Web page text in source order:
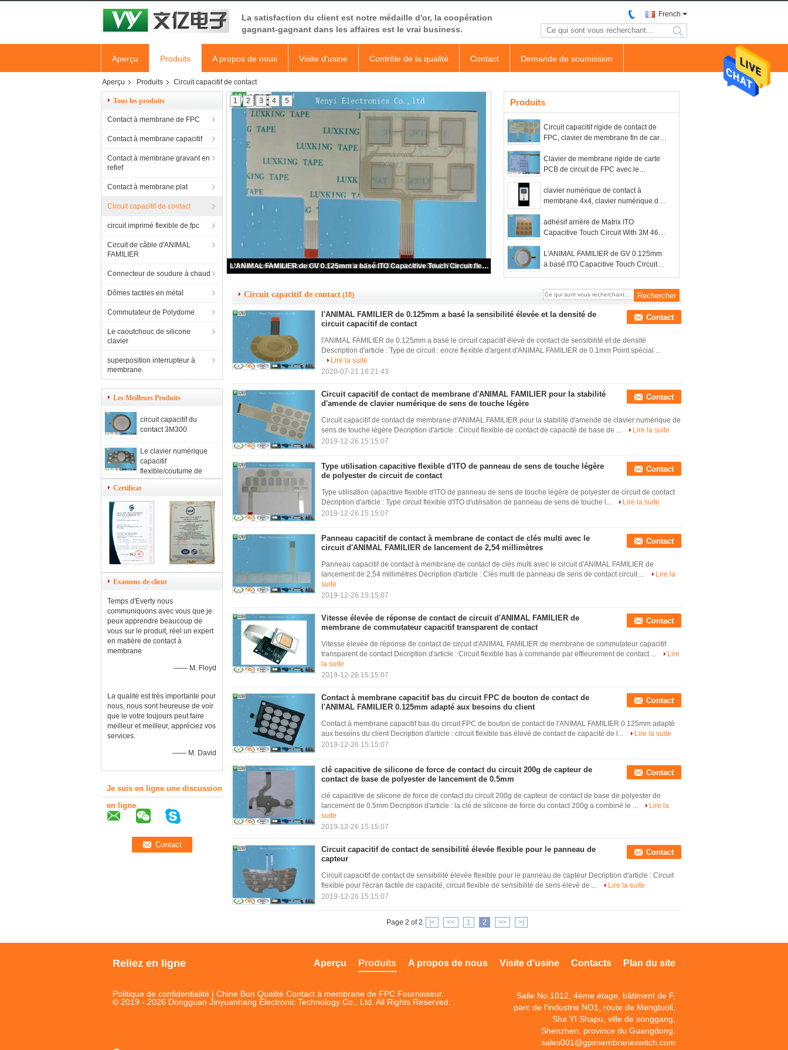
La satisfaction du client est notre médaille d'or, la coopération
gagnant-gagnant dans les affaires est le vrai business.
French
search
Aperçu Produits A propos de nous Visite d'usine Contrôle de la qualité Contact Demande de soumission
Aperçu Produits Circuit capacitif de contact
Tous les produits
Contact à membrane de FPC
Contact à membrane capacitif
Contact à membrane gravant en
refief
Contact à membrane plat
Circuit capacitif de contact
circuit imprimé flexible de fpc
Circuit de câble d'ANIMAL
FAMILIER
Connecteur de soudure à chaud
Dômes tactiles en métal
Commutateur de Polydome
Le caoutchouc de silicone
clavier
superposition interrupteur à
membrane
Les Meilleurs Produits
circuit capacitif du
contact 3M300
Le clavier numérique
capacitif
flexible/coutume de
contact de bouclier
d'IEM a imprimé l'écran
tactile de membrane
Certificat
Examens de client
Temps d'Everty nous
communiquons avec vous que je
peux apprendre beaucoup de
vous sur le produit, réel un expert
en matière de contact à
membrane
—— M. Floyd
La qualité est très importante pour
nous, nous sont heureuse de voir
que le votre toujours peut faire
meilleur et meilleur, appréciez vos
services.
—— M. David
Je suis en ligne une discussion
en ligne
Circuit capacitif rigide de contact de FPC, clavier de membrane fin de carte PCB de la texture V150
Clavier de membrane rigide de carte PCB de circuit de FPC avec le recouvrement fin de la texture V150
clavier numérique de contact à membrane 4x4, clavier numérique de matrice de membrane de dôme en métal
adhésif arrière de Matrix ITO Capacitive Touch Circuit With 3M 467 de lancement de 0.5mm
L'ANIMAL FAMILIER de GV 0.125mm a basé ITO Capacitive Touch Circuit flexible
1 2 3 4 5 Produits
Circuit capacitif rigide de contact de
FPC, clavier de membrane fin de carte
Clavier de membrane rigide de carte
PCB de circuit de FPC avec le
clavier numérique de contact à
membrane 4x4, clavier numérique de
métal
adhésif arrière de Matrix ITO
Capacitive Touch Circuit With 3M 467
L'ANIMAL FAMILIER de GV 0.125mm
a basé ITO Capacitive Touch Circuit
Circuit capacitif de contact (18)
l'ANIMAL FAMILIER de 0.125mm a basé la sensibilité élevée et la densité de
circuit capacitif de contact
Contact
l'ANIMAL FAMILIER de 0.125mm a basé le circuit capacitif élevé de contact de sensibilité et de densité
Description d'article : Type de circuit : encre flexible d'argent d'ANIMAL FAMILIER de 0.1mm Point spécial ...
Lire la suite
2020-07-21 16:21:43
Circuit capacitif de contact de membrane d'ANIMAL FAMILIER pour la stabilité
d'amende de clavier numérique de sens de touche légère
Contact
Circuit capacitif de contact de membrane d'ANIMAL FAMILIER pour la stabilité d'amende de clavier numérique de
sens de touche légère Decription d'article : Circuit flexible de contact de capacité de base de ...
Lire la suite
2019-12-26 15:15:07
Type utilisation capacitive flexible d'ITO de panneau de sens de touche légère
de polyester de circuit de contact
Contact
Type utilisation capacitive flexible d'ITO de panneau de sens de touche légère de polyester de circuit de contact
Decription d'article : Type circuit flexible d'ITO d'utilisation de panneau de sens de touche l...
Lire la suite
2019-12-26 15:15:07
Panneau capacitif de contact à membrane de contact de clés multi avec le
circuit d'ANIMAL FAMILIER de lancement de 2,54 millimètres
Contact
Panneau capacitif de contact à membrane de contact de clés multi avec le circuit d'ANIMAL FAMILIER de
lancement de 2,54 millimètres Decription d'article : Clés multi de panneau de sens de contact circuit ...
Lire la
suite
2019-12-26 15:15:07
Vitesse élevée de réponse de contact de circuit d'ANIMAL FAMILIER de
membrane de commutateur capacitif transparent de contact
Contact
Vitesse élevée de réponse de contact de circuit d'ANIMAL FAMILIER de membrane de commutateur capacitif
transparent de contact Decription d'article : Circuit flexible bas à commande par effleurement de contact ...
Lire
la suite
2019-12-26 15:15:07
Contact à membrane capacitif bas du circuit FPC de bouton de contact de
l'ANIMAL FAMILIER 0.125mm adapté aux besoins du client
Contact
Contact à membrane capacitif bas du circuit FPC de bouton de contact de l'ANIMAL FAMILIER 0.125mm adapté
aux besoins du client Decription d'article : circuit flexible bas élevé de contact de capacité de l...
Lire la suite
2019-12-26 15:15:07
clé capacitive de silicone de force de contact du circuit 200g de capteur de
contact de base de polyester de lancement de 0.5mm
Contact
clé capacitive de silicone de force de contact du circuit 200g de capteur de contact de base de polyester de
lancement de 0.5mm Decription d'article : la clé de silicone de force du contact 200g a combiné le ...
Lire la
suite
2019-12-26 15:15:07
Circuit capacitif de contact de sensibilité élevée flexible pour le panneau de
capteur
Contact
Circuit capacitif de contact de sensibilité élevée flexible pour le panneau de capteur Decription d'article : Circuit
flexible pour l'écran tactile de capacité, circuit flexible de sensibilité de sens élevé de ...
Lire la suite
2019-12-26 15:15:07
Page 2 of 2 |< << 1 2 >> >|
Reliez en ligne Plan du site
Contacts
Visite d'usine
A propos de nous
Produits
Aperçu
Politique de confidentialité | Chine Bon Qualité Contact à membrane de FPC Fournisseur.
© 2019 - 2026 Dongguan Jinyuanhang Electronic Technology Co., Ltd. All Rights Reserved.
Salle No.1012, 4ème étage, bâtiment de F,
parc de l'industrie NO1, route de Mengtuoli,
Sha YI Shapu, ville de songgang,
Shenzhen, province du Guangdong.
sales001@gpimembraneswitch.com